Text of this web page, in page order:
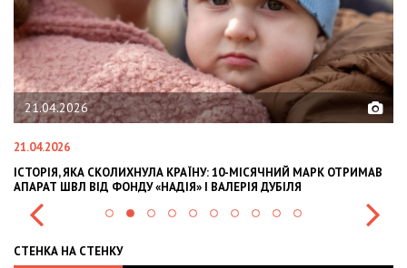
СКОЛИХНУЛА КРАЇНУ: 10-МІСЯЧНИЙ МАРК ОТРИМАВ
ФОНДУ «НАДІЯ» І ВАЛЕРІЯ ДУБІЛЯ
02.02.2026
OLEKSII ABASOV:
СТЕНКА НА СТЕНКУ